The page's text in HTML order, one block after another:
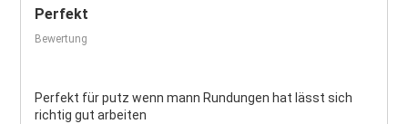
Perfekt
Bewertung
Perfekt für putz wenn mann Rundungen hat lässt sich
richtig gut arbeiten